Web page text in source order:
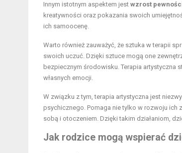
Innym istotnym aspektem jest wzrost
kreatywności oraz pokazania swoich
ich samoocenę.
Warto również zauważyć, że sztuka w terapii
swoich uczuć. Dzięki sztuce mogą one
bezpiecznym środowisku. Terapia artystyczna
własnych emocji.
W związku z tym, terapia artystyczna jest
psychicznego. Pomaga nie tylko w rozwoju ich
sobą i otoczeniem. Dzięki takim działaniom,
Jak rodzice mogą wspierać